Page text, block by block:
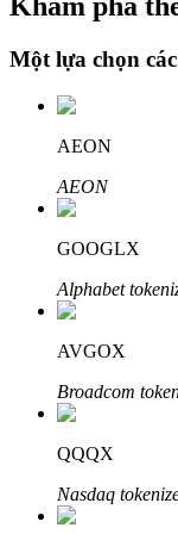
Khóa BTR
Đầu tư độc
Khoản vay
Dịch vụ vay
Khám phá
Một lựa chọn
AEON
AEON
GOOGLX
Alphabet
AVGOX
Broadcom
QQQX
Nasdaq